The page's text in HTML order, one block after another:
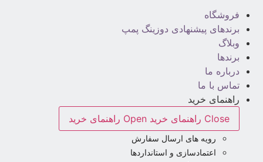
فروشگاه
برندهای پیشنهادی دوزینگ پمپ
وبلاگ
برندها
درباره ما
تماس با ما
راهنمای خرید
Close راهنمای خرید
Open راهنمای خرید
رویه های ارسال سفارش
اعتمادسازی و استانداردها